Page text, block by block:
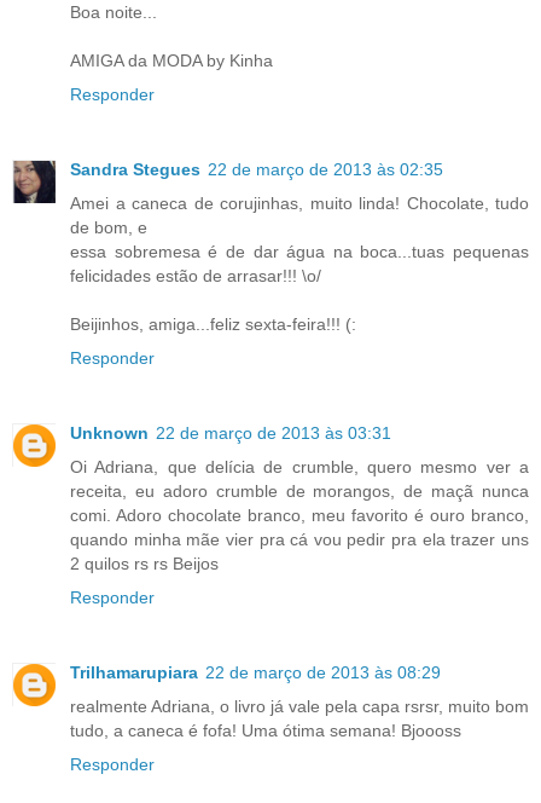
Boa noite...
AMIGA da MODA by Kinha
Responder
Sandra Stegues 22 de março de 2013 às 02:35
Amei a caneca de corujinhas, muito linda! Chocolate, tudo
de bom, e
essa sobremesa é de dar água na boca...tuas pequenas
felicidades estão de arrasar!!! \o/
Beijinhos, amiga...feliz sexta-feira!!! (:
Responder
Unknown 22 de março de 2013 às 03:31
Oi Adriana, que delícia de crumble, quero mesmo ver a
receita, eu adoro crumble de morangos, de maçã nunca
comi. Adoro chocolate branco, meu favorito é ouro branco,
quando minha mãe vier pra cá vou pedir pra ela trazer uns
2 quilos rs rs Beijos
Responder
Trilhamarupiara 22 de março de 2013 às 08:29
realmente Adriana, o livro já vale pela capa rsrsr, muito bom
tudo, a caneca é fofa! Uma ótima semana! Bjoooss
Responder